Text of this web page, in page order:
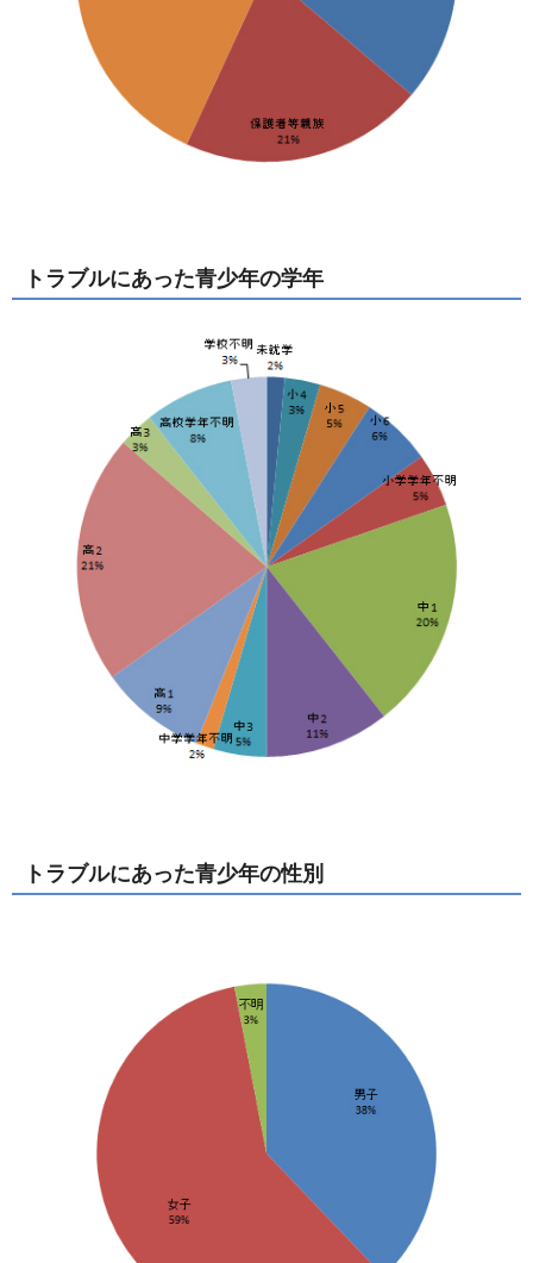
トラブルにあった青少年の学年
トラブルにあった青少年の性別